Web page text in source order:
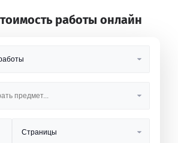
работы онлайн